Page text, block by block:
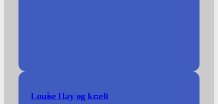
Louise Hay og kræft